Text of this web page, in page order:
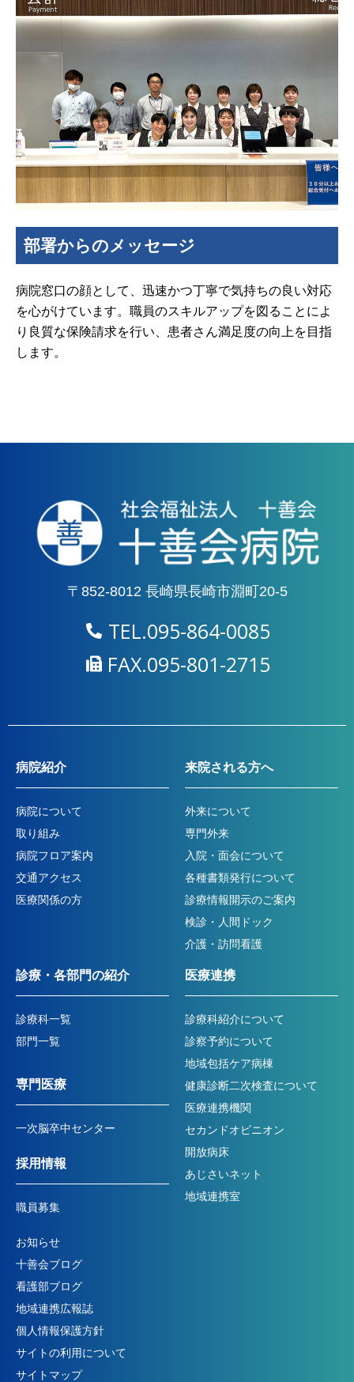
部署からのメッセージ
病院窓口の顔として、迅速かつ丁寧で気持ちの良い対応
を心がけています。職員のスキルアップを図ることによ
り良質な保険請求を行い、患者さん満足度の向上を目指
します。
〒852-8012 長崎県長崎市淵町20-5
TEL.095-864-0085
FAX.095-801-2715
病院紹介
病院について
取り組み
病院フロア案内
交通アクセス
医療関係の方
来院される方へ
外来について
専門外来
入院・面会について
各種書類発行について
診療情報開示のご案内
検診・人間ドック
介護・訪問看護
診療・各部門の紹介
診療科一覧
部門一覧
専門医療
一次脳卒中センター
採用情報
職員募集
医療連携
診療科紹介について
診察予約について
地域包括ケア病棟
健康診断二次検査について
医療連携機関
セカンドオピニオン
開放病床
あじさいネット
地域連携室
お知らせ
十善会ブログ
看護部ブログ
地域連携広報誌
個人情報保護方針
サイトの利用について
サイトマップ